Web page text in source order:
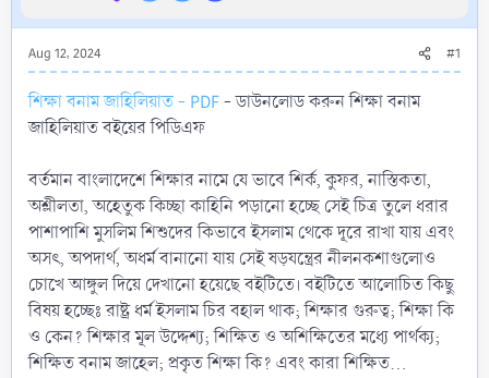
Aug 12, 2024 #1
শিক্ষা বনাম জাহিলিয়াত - PDF- ডাউনলোড করুন শিক্ষা বনাম
জাহিলিয়াত বইয়ের পিডিএফ
বর্তমান বাংলাদেশে শিক্ষার নামে যে ভাবে শির্ক, কুফর, নাস্তিকতা,
অশ্লীলতা, অহেতুক কিচ্ছা কাহিনি পড়ানো হচ্ছে সেই চিত্র তুলে ধরার
পাশাপাশি মুসলিম শিশুদের কিভাবে ইসলাম থেকে দূরে রাখা যায় এবং
অসৎ, অপদার্থ, অধর্ম বানানো যায় সেই ষড়যন্ত্রের নীলনকশাগুলোও
চোখে আঙ্গুল দিয়ে দেখানো হয়েছে বইটিতে। বইটিতে আলোচিত কিছু
বিষয় হচ্ছেঃ রাষ্ট্র ধর্ম ইসলাম চির বহাল থাক; শিক্ষার গুরুত্ব; শিক্ষা কি
ও কেন? শিক্ষার মূল উদ্দেশ্য; শিক্ষিত ও অশিক্ষিতের মধ্যে পার্থক্য;
শিক্ষিত বনাম জাহেল; প্রকৃত শিক্ষা কি? এবং কারা শিক্ষিত...